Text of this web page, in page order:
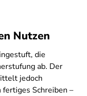
Nutzen
die
ab. Der
jedoch
Schreiben –